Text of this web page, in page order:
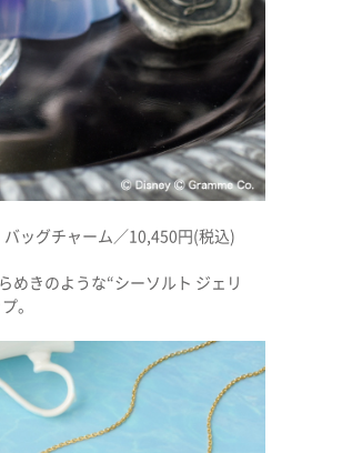
ッグチャーム／10,450円(税込)
めきのような“シーソルト ジェリ
。